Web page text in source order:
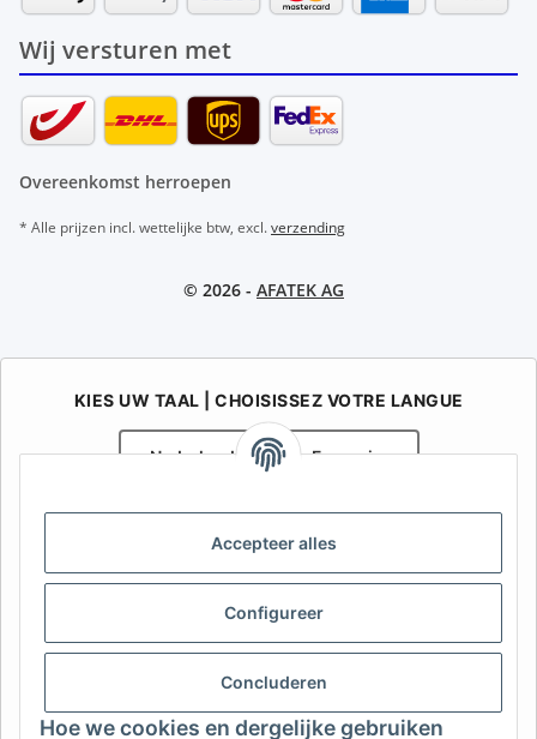
Accepteer alles
Configureer
Concluderen
Hoe we cookies en dergelijke gebruiken
Wij versturen met
Overeenkomst herroepen
* Alle prijzen incl. wettelijke btw, excl.verzending
© 2026 - AFATEK AG
KIES UW TAAL | CHOISISSEZ VOTRE LANGUE
Nederlands Français
Uw specialist in onderdelen voor aanhangwagens | Votre
spécialiste en pièces détachées pour remorques
Contact: info@afatek.com
AFATEK INTERNATIONAL – SELECT REGION & LANGUAGE | KIES